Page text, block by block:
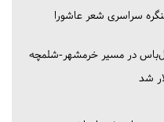
سراسری شعر عاشورا
ریل‌باس در مسیر خرمشهر-شلمچه
شد